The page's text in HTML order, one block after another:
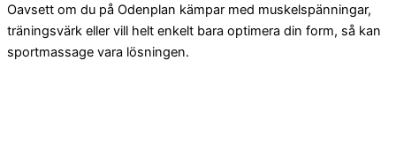
Oavsett om du på Odenplan kämpar med muskelspänningar,
träningsvärk eller vill helt enkelt bara optimera din form, så kan
sportmassage vara lösningen.